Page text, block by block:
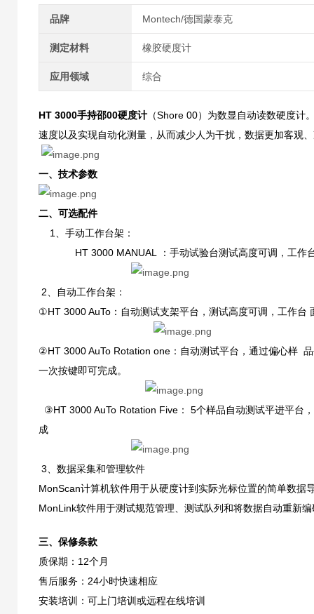
品牌 Montech/德国蒙泰克
测定材料 橡胶硬度计
应用领域 综合
HT 3000手持邵00硬度计 （Shore 00）为数显自动读数硬度计
速度以及实现自动化测量，从而减少人为干扰，数据更加客观
一、技术参数
二、可选配件
1、手动工作台架：
HT 3000 MANUAL ：手动试验台测试高度可调，工作
2、自动工作台架：
①HT 3000 AuTo：自动测试支架平台，测试高度可调，工作台
②HT 3000 AuTo Rotation one：自动测试平台，通过偏心样
一次按键即可完成。
③HT 3000 AuTo Rotation Five： 5个样品自动测试平进平台
成
3、数据采集和管理软件
MonScan计算机软件用于从硬度计到实际光标位置的简单数据
MonLink软件用于测试规范管理、测试队列和将数据自动重新
三、保修条款
质保期：12个月
售后服务：24小时快速相应
安装培训：可上门培训或远程在线培训